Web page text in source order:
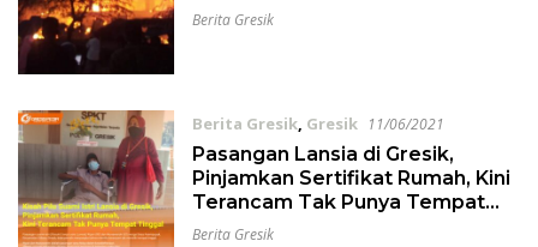
Berita Gresik
Berita Gresik, Gresik 11/06/2021
Pasangan Lansia di Gresik,
Pinjamkan Sertifikat Rumah, Kini
Terancam Tak Punya Tempat
Tinggal
Berita Gresik